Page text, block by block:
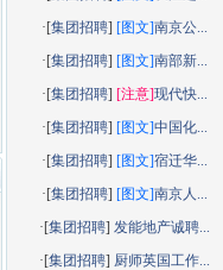
·[集团招聘] [图文]南京公...
·[集团招聘] [图文]南部新...
·[集团招聘] [注意]现代快...
·[集团招聘] [图文]中国化...
·[集团招聘] [图文]宿迁华...
·[集团招聘] [图文]南京人...
·[集团招聘]发能地产诚聘...
·[集团招聘] 厨师英国工作...